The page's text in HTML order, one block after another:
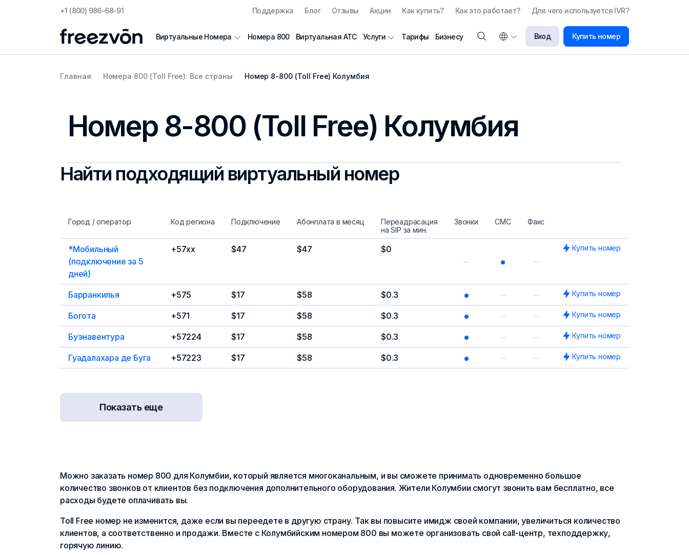
+1 (800) 986-68-91 Поддержка Блог Отзывы Акции Как купить? Как это работает? Для чего используется IVR?
Вход Купить номер
Виртуальные Номера Номера 800 Виртуальная АТС Услуги Тарифы Бизнесу
Главная Номера 800 (Toll Free): Все страны Номер 8-800 (Toll Free) Колумбия
Номер 8-800 (Toll Free) Колумбия
Найти подходящий виртуальный номер
Город / оператор Код региона Подключение Абонплата в месяц
Переадрасация
на SIP за мин.
Звонки СМС Факс
*Мобильный
(подключение за 5
дней)
+57xx $47 $47 $0 Купить номер
Барранкилья +575 $17 $58 $0.3 Купить номер
Богота +571 $17 $58 $0.3 Купить номер
Буэнавентура +57224 $17 $58 $0.3 Купить номер
Гуадалахара де Буга +57223 $17 $58 $0.3 Купить номер
Показать еще
Можно заказать номер 800 для Колумбии, который является многоканальным, и вы сможете принимать одновременно большое
количество звонков от клиентов без подключения дополнительного оборудования. Жители Колумбии смогут звонить вам бесплатно, все
расходы будете оплачивать вы.
Toll Free номер не изменится, даже если вы переедете в другую страну. Так вы повысите имидж своей компании, увеличиться количество
клиентов, а соответственно и продажи. Вместе с Колумбийским номером 800 вы можете организовать свой call-центр, техподдержку,
горячую линию.